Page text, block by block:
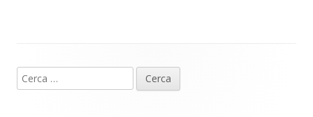
piè
Ricerca
per: